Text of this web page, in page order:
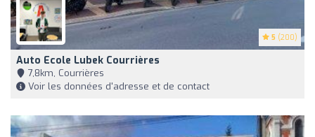
5 (200)
Auto Ecole Lubek Courrières
7,8km, Courrières
Voir les données d'adresse et de contact